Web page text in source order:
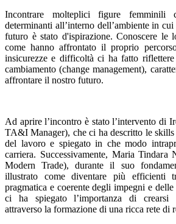
Incontrare molteplici figure femminili
determinanti all’interno dell’ambiente in
futuro è stato d'ispirazione. Conoscere le
come hanno affrontato il proprio
insicurezze e difficoltà ci ha fatto
cambiamento (change management),
affrontare il nostro futuro.
Ad aprire l’incontro è stato l’intervento di
TA&I Manager), che ci ha descritto le
del lavoro e spiegato in che modo
carriera. Successivamente, Maria Tindara
Modern Trade), durante il suo
illustrato come diventare più efficienti
pragmatica e coerente degli impegni e
ci ha spiegato l’importanza di crearsi
attraverso la formazione di una ricca rete di